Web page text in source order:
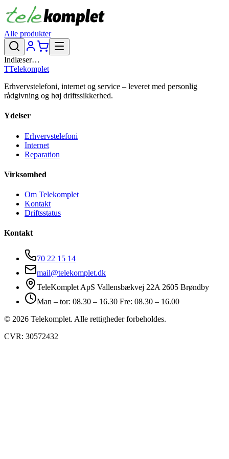
Alle produkter
Indlæser…
TTelekomplet
Erhvervstelefoni, internet og service – leveret med personlig
rådgivning og høj driftssikkerhed.
Ydelser
Erhvervstelefoni
Internet
Reparation
Virksomhed
Om Telekomplet
Kontakt
Driftsstatus
Kontakt
70 22 15 14
mail@telekomplet.dk
TeleKomplet ApS Vallensbækvej 22A 2605 Brøndby
Man – tor: 08.30 – 16.30 Fre: 08.30 – 16.00
© 2026 Telekomplet. Alle rettigheder forbeholdes.
CVR: 30572432